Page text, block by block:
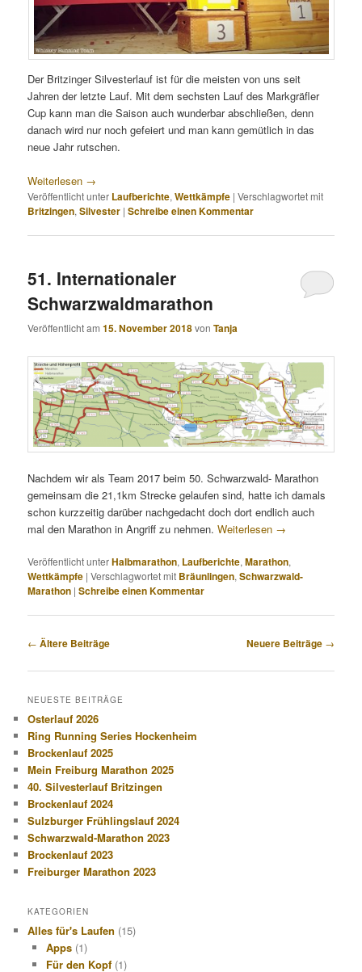
Der Britzinger Silvesterlauf ist für die meisten von uns seit
Jahren der letzte Lauf. Mit dem sechsten Lauf des Markgräfler
Cup kann man die Saison auch wunderbar abschließen, denn
danach wird nur noch gefeiert und man kann gemütlich in das
neue Jahr rutschen.
Weiterlesen →
Veröffentlicht unter Laufberichte,Wettkämpfe |Verschlagwortet mit
Britzingen,Silvester |Schreibe einen Kommentar
51. Internationaler
Schwarzwaldmarathon
Veröffentlicht am15. November 2018vonTanja
Nachdem wir als Team 2017 beim 50. Schwarzwald- Marathon
gemeinsam die 21,1km Strecke gelaufen sind, hatte ich damals
schon kurzzeitig darüber nachgedacht doch dort endlich auch
mal den Marathon in Angriff zu nehmen.Weiterlesen →
Veröffentlicht unterHalbmarathon, Laufberichte,Marathon,
Wettkämpfe |Verschlagwortet mit Bräunlingen,Schwarzwald-
Marathon |Schreibe einen Kommentar
Beitragsnavigation
← Ältere Beiträge Neuere Beiträge →
NEUESTE BEITRÄGE
Osterlauf 2026
Ring Running Series Hockenheim
Brockenlauf 2025
Mein Freiburg Marathon 2025
40. Silvesterlauf Britzingen
Brockenlauf 2024
Sulzburger Frühlingslauf 2024
Schwarzwald-Marathon 2023
Brockenlauf 2023
Freiburger Marathon 2023
KATEGORIEN
Alles für's Laufen (15)
Apps(1)
Für den Kopf(1)